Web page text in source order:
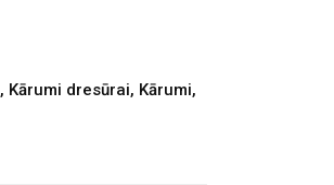
, Kārumi dresūrai, Kārumi,